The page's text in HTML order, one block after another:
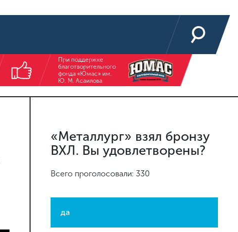
При поддержке
благотворительного
фонда «Юмас» им.
Ю. М. Асаилова
«Металлург» взял бронзу
ВХЛ. Вы удовлетворены?
Всего проголосовали: 330
да